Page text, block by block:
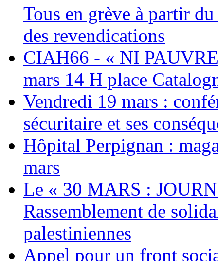
Tous en grève à partir
des revendications
CIAH66 - « NI
mars 14 H place
Vendredi 19 mars :
sécuritaire et ses
Hôpital Perpignan :
mars
Le « 30 MARS :
Rassemblement de
palestiniennes
Appel pour un front